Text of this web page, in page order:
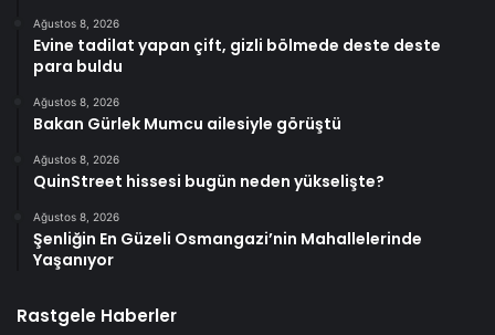
Ağustos 8, 2026
Evine tadilat yapan çift, gizli bölmede deste deste
para buldu
Ağustos 8, 2026
Bakan Gürlek Mumcu ailesiyle görüştü
Ağustos 8, 2026
QuinStreet hissesi bugün neden yükselişte?
Ağustos 8, 2026
Şenliğin En Güzeli Osmangazi’nin Mahallelerinde
Yaşanıyor
Rastgele Haberler